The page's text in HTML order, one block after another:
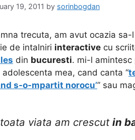
19, 2011 by sorinbogdan
trecuta, am avut ocazia sa-
de intalniri interactive cu
din bucuresti. mi-l amintesc
adolescenta mea, cand canta “
s-o-mpartit norocu’” sau
toata viata am crescut in